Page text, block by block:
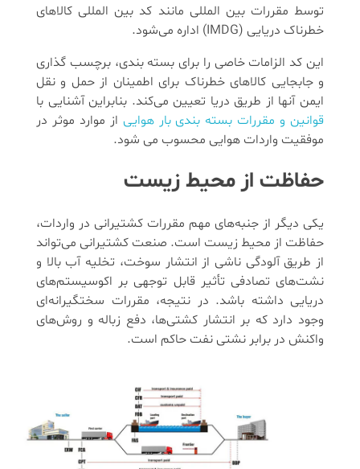
توسط مقررات بین المللی مانند کد بین المللی کالاهای
خطرناک دریایی (IMDG) اداره می‌شود.
این کد الزامات خاصی را برای بسته بندی، برچسب گذاری
و جابجایی کالاهای خطرناک برای اطمینان از حمل و نقل
ایمن آنها از طریق دریا تعیین می‌کند. بنابراین آشنایی با
قوانین و مقررات بسته بندی بار هوایی از موارد موثر در
موفقیت واردات هوایی محسوب می شود.
حفاظت از محیط زیست
یکی دیگر از جنبه‌های مهم مقررات کشتیرانی در واردات،
حفاظت از محیط زیست است. صنعت کشتیرانی می‌تواند
از طریق آلودگی ناشی از انتشار سوخت، تخلیه آب بالا و
نشت‌های تصادفی تأثیر قابل توجهی بر اکوسیستم‌های
دریایی داشته باشد. در نتیجه، مقررات سختگیرانه‌ای
وجود دارد که بر انتشار کشتی‌ها، دفع زباله و روش‌های
واکنش در برابر نشتی نفت حاکم است.